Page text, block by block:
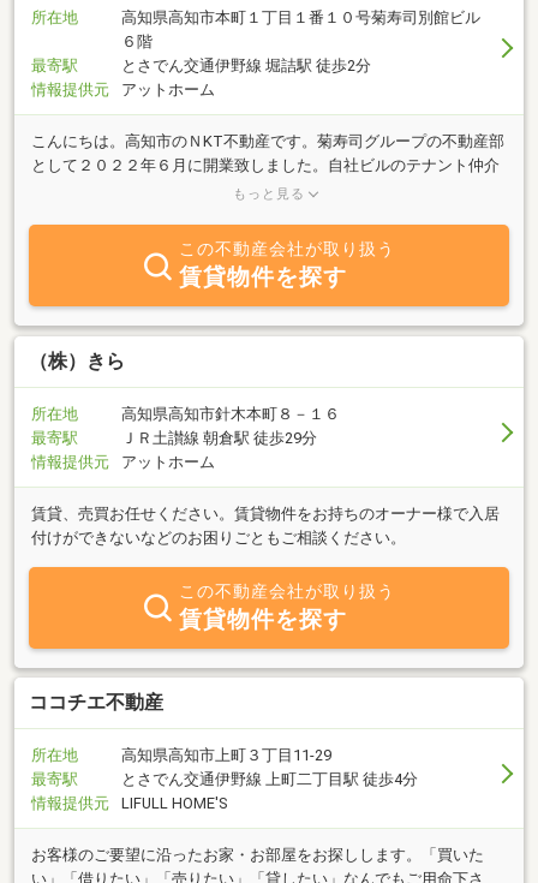
所在地
高知県高知市本町１丁目１番１０号菊寿司別館ビル
６階
最寄駅
とさでん交通伊野線 堀詰駅 徒歩2分
情報提供元
アットホーム
こんにちは。高知市のＮKT不動産です。菊寿司グループの不動産部
として２０２２年６月に開業致しました。自社ビルのテナント仲介
をはじめ、高知市中心部のテナント・事務所の事はＮKT不動産にご
たします。ご相談はもちろん無料です！まずはメールにて、お気軽
にご相談くださいませ。今後ともよろしくお願い致します。
もっと見る
この不動産会社が取り扱う
賃貸物件を探す
（株）きら
所在地
高知県高知市針木本町８－１６
最寄駅
ＪＲ土讃線 朝倉駅 徒歩29分
情報提供元
アットホーム
賃貸、売買お任せください。賃貸物件をお持ちのオーナー様で入居
付けができないなどのお困りごともご相談ください。
この不動産会社が取り扱う
賃貸物件を探す
ココチエ不動産
所在地
高知県高知市上町３丁目11-29
最寄駅
とさでん交通伊野線 上町二丁目駅 徒歩4分
情報提供元
LIFULL HOME'S
お客様のご要望に沿ったお家・お部屋をお探しします。「買いた
い」「借りたい」「売りたい」「貸したい」なんでもご用命下さ